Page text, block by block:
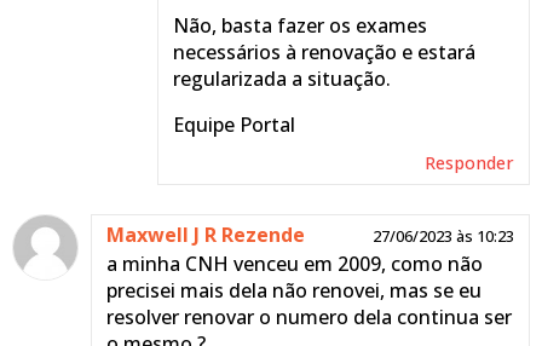
Não, basta fazer os exames
necessários à renovação e estará
regularizada a situação.
Equipe Portal
Responder
Maxwell J R Rezende 27/06/2023 às 10:23
a minha CNH venceu em 2009, como não
precisei mais dela não renovei, mas se eu
resolver renovar o numero dela continua ser